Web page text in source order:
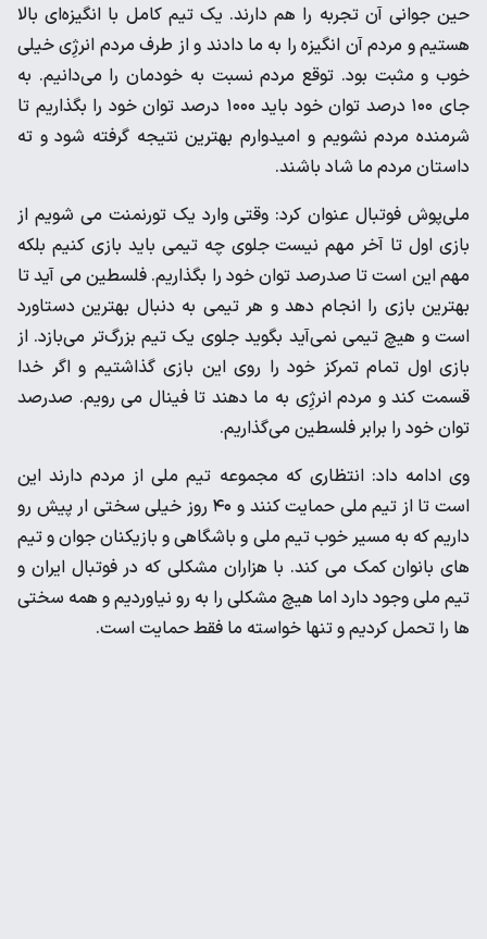
حین جوانی آن تجربه را هم دارند. یک تیم کامل با انگیزه‌ای بالا
هستیم و مردم آن انگیزه را به ما دادند و از طرف مردم انرژِی خیلی
خوب و مثبت بود. توقع مردم نسبت به خودمان را می‌دانیم. به
جای ۱۰۰ درصد توان خود باید ۱۰۰۰ درصد توان خود را بگذاریم تا
شرمنده مردم نشویم و امیدوارم بهترین نتیجه گرفته شود و ته
داستان مردم ما شاد باشند.
ملی‌پوش فوتبال عنوان کرد: وقتی وارد یک تورنمنت می شویم از
بازی اول تا آخر مهم نیست جلوی چه تیمی باید بازی کنیم بلکه
مهم این است تا صدرصد توان خود را بگذاریم. فلسطین می آید تا
بهترین بازی را انجام دهد و هر تیمی به دنبال بهترین دستاورد
است و هیچ تیمی نمی‌آید بگوید جلوی یک تیم بزرگ‌تر می‌بازد. از
بازی اول تمام تمرکز خود را روی این بازی گذاشتیم و اگر خدا
قسمت کند و مردم انرژِی به ما دهند تا فینال می رویم. صدرصد
توان خود را برابر فلسطین می‌گذاریم.
وی ادامه داد: انتظاری که مجموعه تیم ملی از مردم دارند این
است تا از تیم ملی حمایت کنند و ۴۰ روز خیلی سختی ار پیش رو
داریم که به مسیر خوب تیم ملی و باشگاهی و بازیکنان جوان و تیم
های بانوان کمک می کند. با هزاران مشکلی که در فوتبال ایران و
تیم ملی وجود دارد اما هیچ مشکلی را به رو نیاوردیم و همه سختی
ها را تحمل کردیم و تنها خواسته ما فقط حمایت است.